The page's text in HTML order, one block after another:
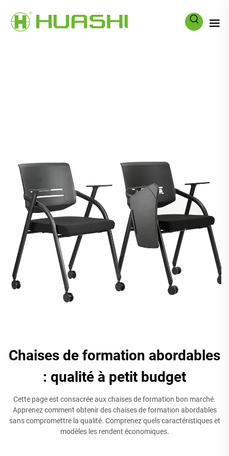
Chaises de formation abordables
: qualité à petit budget
Cette page est consacrée aux chaises de formation bon marché.
Apprenez comment obtenir des chaises de formation abordables
sans compromettre la qualité. Comprenez quels caractéristiques et
modèles les rendent économiques.